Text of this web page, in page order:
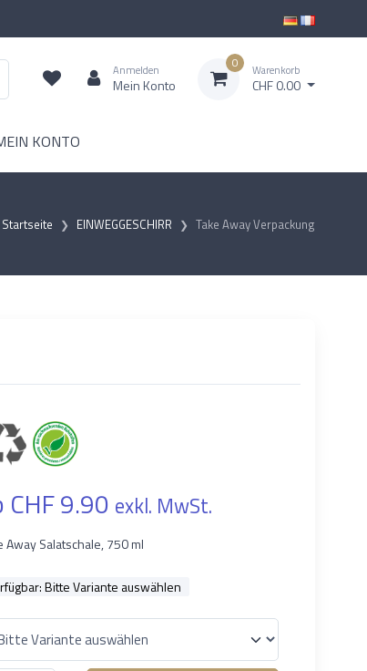
Anmelden
Mein Konto
0 Warenkorb
CHF 0.00
KONTO
Startseite EINWEGGESCHIRR Take Away Verpackung
CHF 9.90 exkl. MwSt.
Away Salatschale, 750 ml
Bitte Variante auswählen